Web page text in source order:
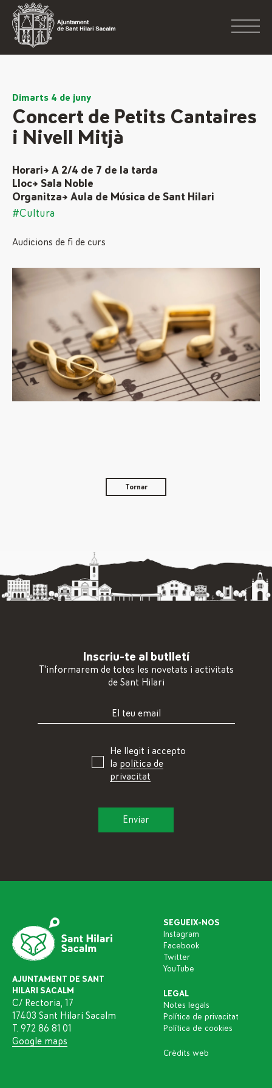
Dimarts 4 de juny
Concert de Petits Cantaires
i Nivell Mitjà
Horari→ A 2/4 de 7 de la tarda
Lloc→ Sala Noble
Organitza→ Aula de Música de Sant Hilari
#Cultura
Audicions de fi de curs
Tornar
Inscriu-te al butlletí
T'informarem de totes les novetats i activitats
de Sant Hilari
He llegit i accepto
la política de
privacitat
AJUNTAMENT DE SANT
HILARI SACALM
C/ Rectoria, 17
17403 Sant Hilari Sacalm
T. 972 86 81 01
Google maps
SEGUEIX-NOS
Instagram
Facebook
Twitter
YouTube
LEGAL
Notes legals
Política de privacitat
Política de cookies
Crèdits web